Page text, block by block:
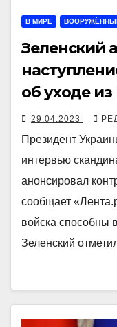
В МИРЕ
Зеленский
об уходе
29.04.2023
Президент
интервью
анонсировал
сообщает
войска способны
Зеленский